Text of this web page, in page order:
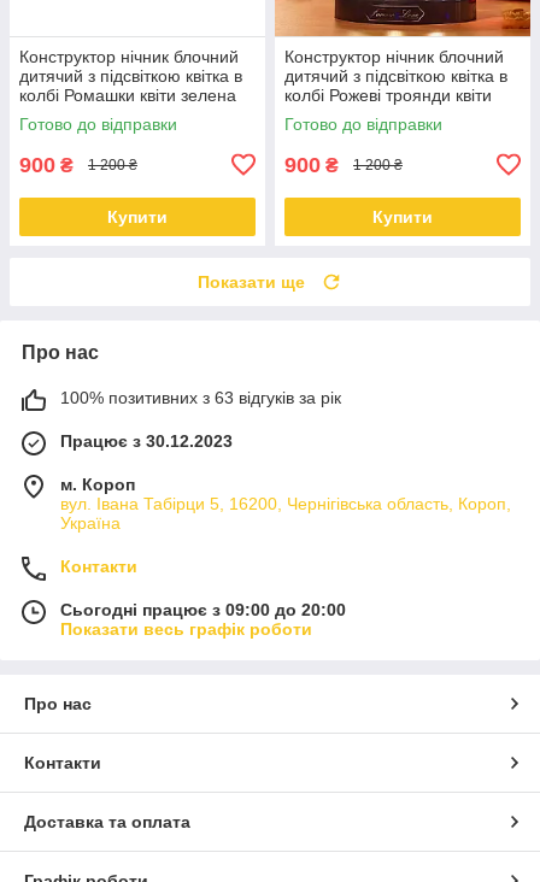
Конструктор нічник блочний
дитячий з підсвіткою квітка в
колбі Ромашки квіти зелена
коробка
Готово до відправки
900 ₴ 1 200 ₴
Купити
Конструктор нічник блочний
дитячий з підсвіткою квітка в
колбі Рожеві троянди квіти
Готово до відправки
900 ₴ 1 200 ₴
Купити
Показати ще
Про нас
100% позитивних з 63 відгуків за рік
Працює з 30.12.2023
м. Короп
вул. Івана Табірци 5, 16200, Чернігівська область, Короп,
Україна
Контакти
Сьогодні працює з 09:00 до 20:00
Показати весь графік роботи
Про нас
Контакти
Доставка та оплата